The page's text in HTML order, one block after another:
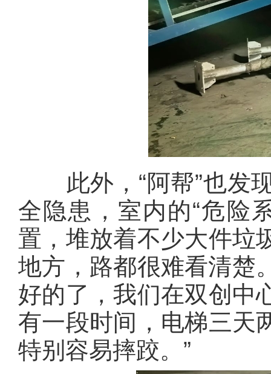
此外，“阿帮”也发现
全隐患，室内的“危险
置，堆放着不少大件垃
地方，路都很难看清楚
好的了，我们在双创中
有一段时间，电梯三天
特别容易摔跤。”